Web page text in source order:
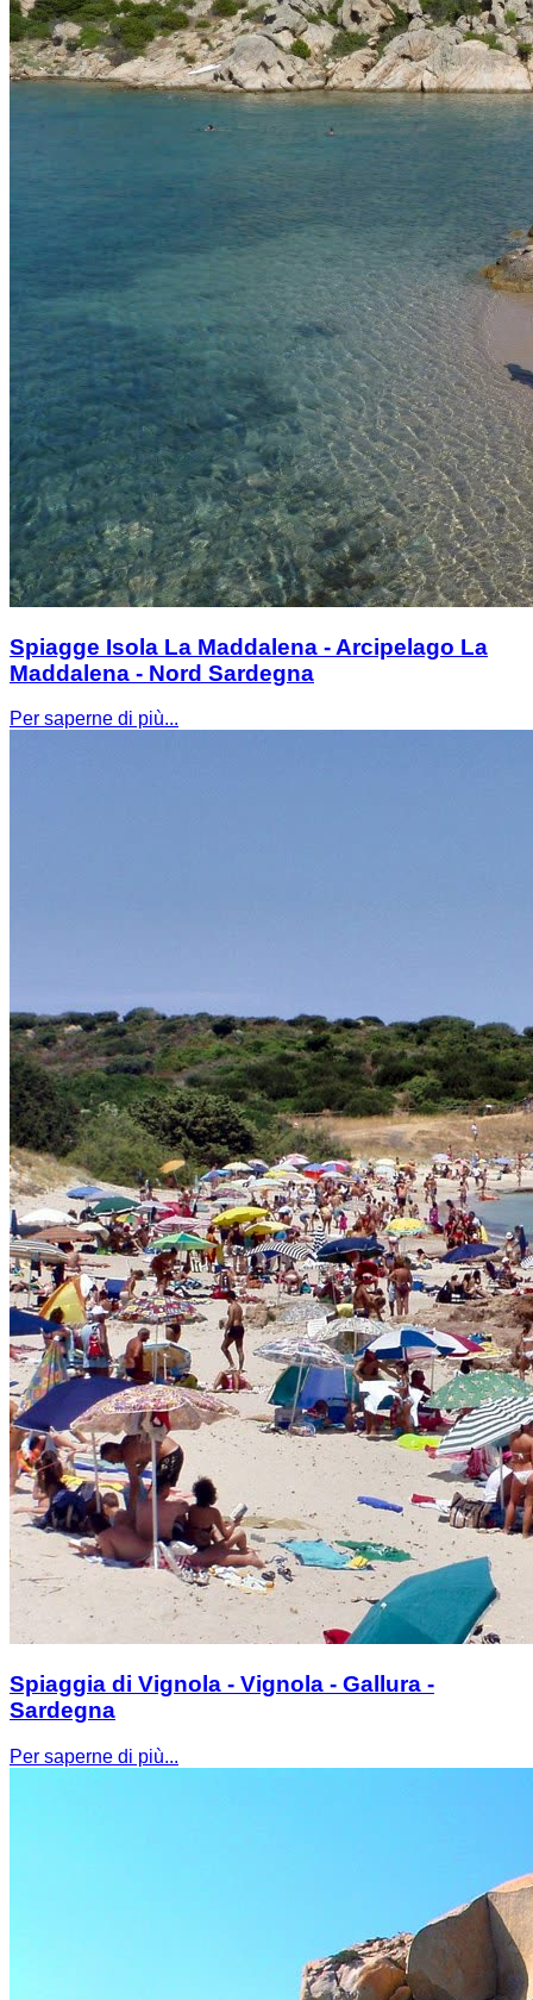
Spiagge Isola La Maddalena - Arcipelago La
Maddalena - Nord Sardegna
Per saperne di più...
Spiaggia di Vignola - Vignola - Gallura -
Sardegna
Per saperne di più...